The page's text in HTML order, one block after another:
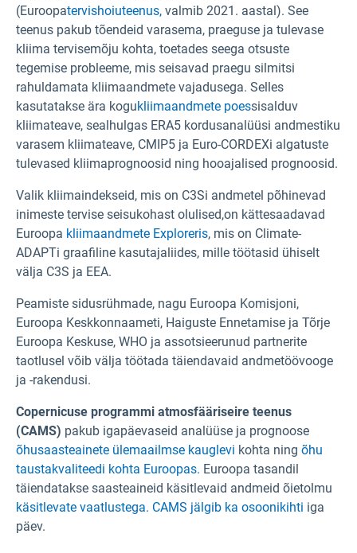
(Euroopatervishoiuteenus, valmib 2021. aastal). See
teenus pakub tõendeid varasema, praeguse ja tulevase
kliima tervisemõju kohta, toetades seega otsuste
tegemise probleeme, mis seisavad praegu silmitsi
rahuldamata kliimaandmete vajadusega. Selles
kasutatakse ära kogukliimaandmete poessisalduv
kliimateave, sealhulgas ERA5 kordusanalüüsi andmestiku
varasem kliimateave, CMIP5 ja Euro-CORDEXi algatuste
tulevased kliimaprognoosid ning hooajalised prognoosid.
Valik kliimaindekseid, mis on C3Si andmetel põhinevad
inimeste tervise seisukohast olulised,on kättesaadavad
Euroopa kliimaandmete Exploreris, mis on Climate-
ADAPTi graafiline kasutajaliides, mille töötasid ühiselt
välja C3S ja EEA.
Peamiste sidusrühmade, nagu Euroopa Komisjoni,
Euroopa Keskkonnaameti, Haiguste Ennetamise ja Tõrje
Euroopa Keskuse, WHO ja assotsieerunud partnerite
taotlusel võib välja töötada täiendavaid andmetöövooge
ja -rakendusi.
Copernicuse programmi atmosfääriseire teenus
(CAMS) pakub igapäevaseid analüüse ja prognoose
õhusaasteainete ülemaailmse kauglevi kohta ning õhu
taustakvaliteedi kohta Euroopas. Euroopa tasandil
täiendatakse saasteaineid käsitlevaid andmeid õietolmu
käsitlevate vaatlustega. CAMS jälgib ka osoonikihti iga
päev.